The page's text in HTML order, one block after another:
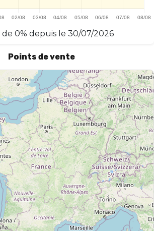
de 0% depuis le 30/07/2026
Points de vente